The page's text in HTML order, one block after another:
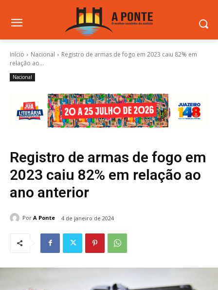
Início Nacional
Registro de armas de fogo em 2023 caiu 82% em
relação ao...
Nacional
Registro de armas de fogo em
2023 caiu 82% em relação ao
ano anterior
Por A Ponte 4 de janeiro de 2024